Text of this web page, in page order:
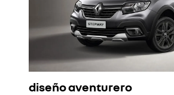
diseño aventurero